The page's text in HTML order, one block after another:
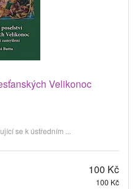
Velikonoc
se k ústředním ...
100 Kč
100 Kč